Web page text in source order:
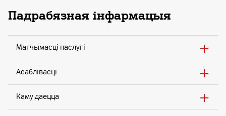
Падрабязная інфармацыя
Магчымасці паслугі
Асаблівасці
Каму даецца